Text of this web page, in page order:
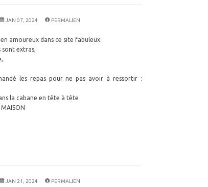
JAN 07, 2024 PERMALIEN
amoureux dans ce site fabuleux.
sont extras,
les repas pour ne pas avoir à ressortir :
la cabane en tête à tête
JAN 21, 2024 PERMALIEN